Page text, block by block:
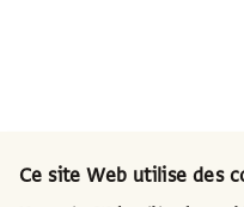
Ce site Web utilise des